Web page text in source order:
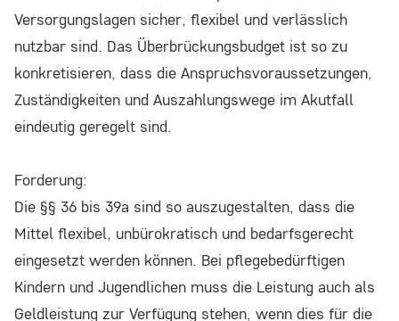
Versorgungslagen sicher, flexibel und verlässlich
nutzbar sind. Das Überbrückungsbudget ist so zu
konkretisieren, dass die Anspruchsvoraussetzungen,
Zuständigkeiten und Auszahlungswege im Akutfall
eindeutig geregelt sind.
Forderung:
Die §§ 36 bis 39a sind so auszugestalten, dass die
Mittel flexibel, unbürokratisch und bedarfsgerecht
eingesetzt werden können. Bei pflegebedürftigen
Kindern und Jugendlichen muss die Leistung auch als
Geldleistung zur Verfügung stehen, wenn dies für die